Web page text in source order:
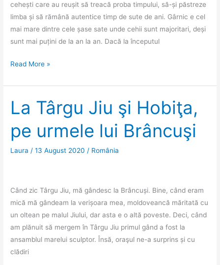
cehești care au reușit să treacă proba timpului, să-și păstreze
limba și să rămână autentice timp de sute de ani. Gârnic e cel
mai mare dintre cele șase sate unde cehii sunt majoritari, deși
sunt mai puțini de la an la an. Dacă la începutul
Gârnic,
mai
mare
sat
din
România
Read More »
La Târgu Jiu şi Hobiţa,
pe urmele lui Brâncuşi
Laura/13 August 2020/ România
Când zic Târgu Jiu, mă gândesc la Brâncuși. Bine, când eram
mică mă gândeam la verișoara mea, moldoveancă măritată cu
un oltean pe malul Jiului, dar asta e o altă poveste. Deci, când
am plănuit să mergem în Târgu Jiu primul gând a fost la
ansamblul marelui sculptor. Însă, oraşul ne-a surprins și cu
clădiri